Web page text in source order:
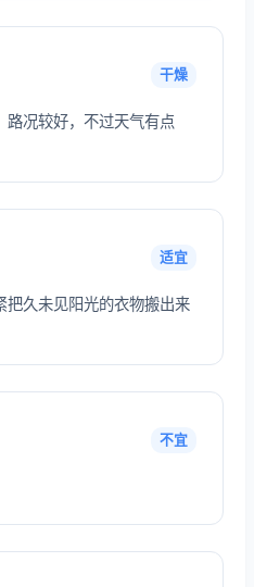
干燥
路况较好，不过天气有点
适宜
把久未见阳光的衣物搬出来
不宜